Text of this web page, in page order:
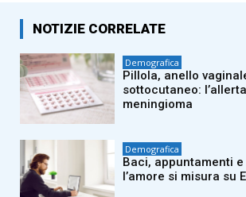
NOTIZIE CORRELATE
Demografica
Pillola, anello
sottocutaneo:
meningioma
Demografica
Baci, appuntamenti
l’amore si misura su